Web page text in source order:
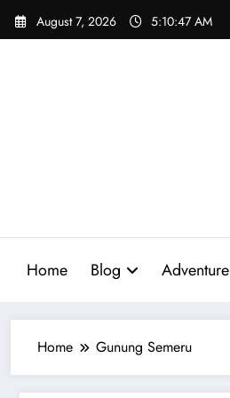
Skip
August 7, 2026 5:10:48 AM
Home Blog Adventure
Home Gunung Semeru